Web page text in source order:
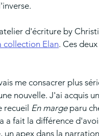
d'écriture by
collection Elan. Ces
me consacrer plus
nouvelle. J'ai acquis
recueil En marge paru
a fait la différence
apex dans la